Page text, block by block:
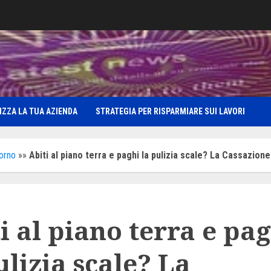
LA TUA AZIENDA STRATEGIA PER RISPARMIARE SUI LAVORI
»» Abiti al piano terra e paghi la pulizia scale? La
al piano terra e
scale? La